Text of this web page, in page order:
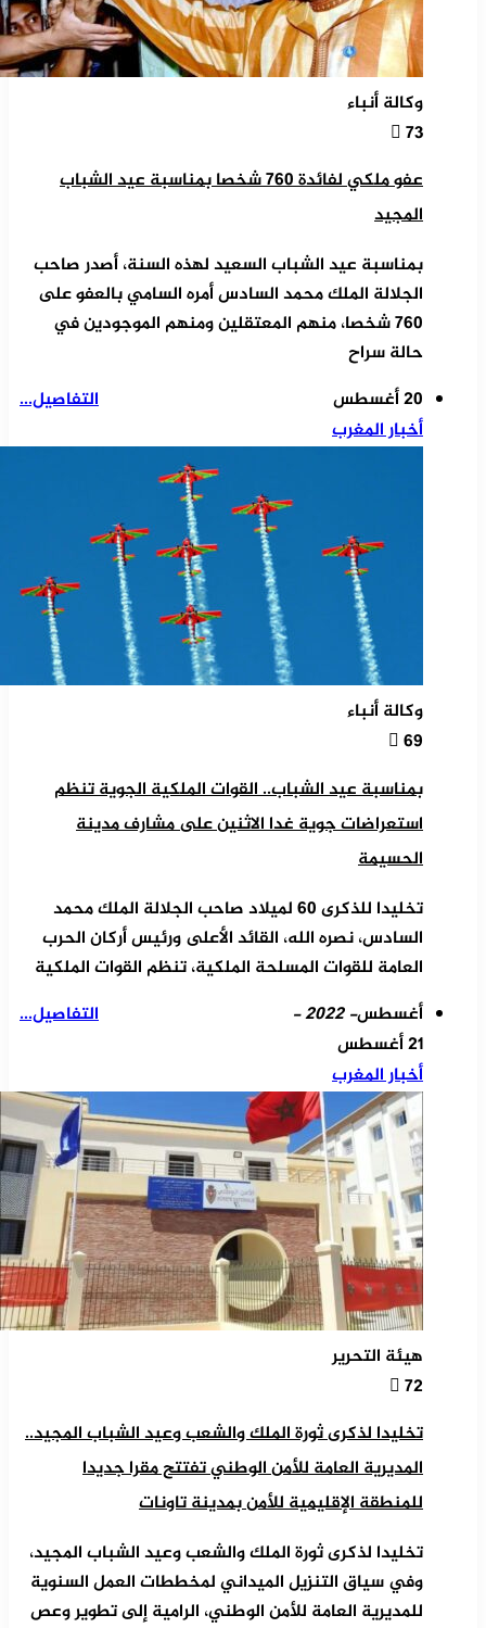
وكالة أنباء
73
عفو ملكي لفائدة 760 شخصا بمناسبة عيد الشباب
المجيد
بمناسبة عيد الشباب السعيد لهذه السنة، أصدر صاحب
الجلالة الملك محمد السادس أمره السامي بالعفو على
760 شخصا، منهم المعتقلين ومنهم الموجودين في
حالة سراح
التفاصيل...
20 أغسطس
أخبار المغرب
وكالة أنباء
69
بمناسبة عيد الشباب.. القوات الملكية الجوية تنظم
استعراضات جوية غدا الاثنين على مشارف مدينة
الحسيمة
تخليدا للذكرى 60 لميلاد صاحب الجلالة الملك محمد
السادس، نصره الله، القائد الأعلى ورئيس أركان الحرب
العامة للقوات المسلحة الملكية، تنظم القوات الملكية
التفاصيل...
أغسطس- 2022 -
21 أغسطس
أخبار المغرب
هيئة التحرير
72
تخليدا لذكرى ثورة الملك والشعب وعيد الشباب المجيد..
المديرية العامة للأمن الوطني تفتتح مقرا جديدا
للمنطقة الإقليمية للأمن بمدينة تاونات
تخليدا لذكرى ثورة الملك والشعب وعيد الشباب المجيد،
وفي سياق التنزيل الميداني لمخططات العمل السنوية
للمديرية العامة للأمن الوطني، الرامية إلى تطوير وعص